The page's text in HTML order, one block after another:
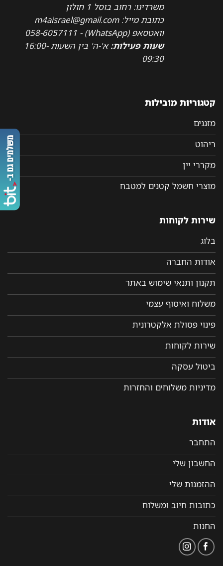
משרדינו: רחוב בוסל 1 חולון
כתובת מייל: m4aisrael@gmail.com
וואטסאפ (WhatsApp) - 058-6057111
שעות פעילות:
א'-ה' בין השעות 16:00-
09:30
קטגוריות מובילות
מזגנים
ריהוט
מקררי יין
מוצרי חשמל קטנים למטבח
שירות לקוחות
בלוג
אודות החברה
תקנון ותנאי שימוש באתר
משלוח ואיסוף עצמי
פינוי פסולת אלקטרונית
שירות לקוחות
ביטול עסקה
מדיניות משלוחים והחזרות
אודות
התחבר
החשבון שלי
ההזמנות שלי
כתובות חיוב ומשלוח
החנות